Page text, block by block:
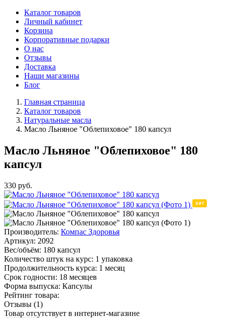
Каталог товаров
Личный кабинет
Корзина
Корпоративные подарки
О нас
Отзывы
Доставка
Наши магазины
Блог
Главная страница
Каталог товаров
Натуральные масла
Масло Льняное "Облепиховое" 180 капсул
Масло Льняное "Облепиховое" 180
капсул
330 руб.
Производитель: Компас Здоровья
Артикул: 2092
Вес/объём: 180 капсул
Количество штук на курс: 1 упаковка
Продолжительность курса: 1 месяц
Срок годности: 18 месяцев
Форма выпуска: Капсулы
Рейтинг товара:
Отзывы (1)
Товар отсутствует в интернет-магазине